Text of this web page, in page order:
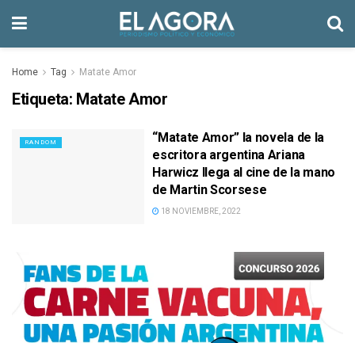
Home Tag Matate Amor
Etiqueta: Matate Amor
RANDOM
“Matate Amor” la novela de la
escritora argentina Ariana
Harwicz llega al cine de la mano
de Martin Scorsese
18 NOVIEMBRE, 2022